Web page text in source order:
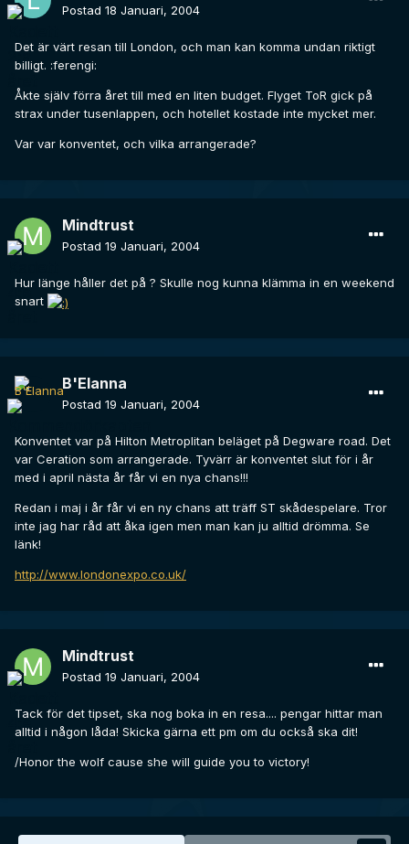
Postad 18 Januari, 2004
Det är värt resan till London, och man kan komma undan riktigt
billigt. :ferengi:
Åkte själv förra året till med en liten budget. Flyget ToR gick på
strax under tusenlappen, och hotellet kostade inte mycket mer.
Var var konventet, och vilka arrangerade?
Mindtrust
Postad 19 Januari, 2004
Hur länge håller det på ? Skulle nog kunna klämma in en weekend
snart
B'Elanna
Postad 19 Januari, 2004
Konventet var på Hilton Metroplitan beläget på Degware road. Det
var Ceration som arrangerade. Tyvärr är konventet slut för i år
med i april nästa år får vi en nya chans!!!
Redan i maj i år får vi en ny chans att träff ST skådespelare. Tror
inte jag har råd att åka igen men man kan ju alltid drömma. Se
länk!
http://www.londonexpo.co.uk/
Mindtrust
Postad 19 Januari, 2004
Tack för det tipset, ska nog boka in en resa.... pengar hittar man
alltid i någon låda! Skicka gärna ett pm om du också ska dit!
/Honor the wolf cause she will guide you to victory!